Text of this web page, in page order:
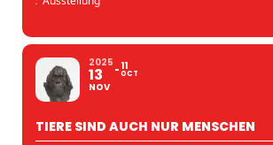
2025
13
NOV
11
OCT
TIERE SIND AUCH NUR MENSCHEN